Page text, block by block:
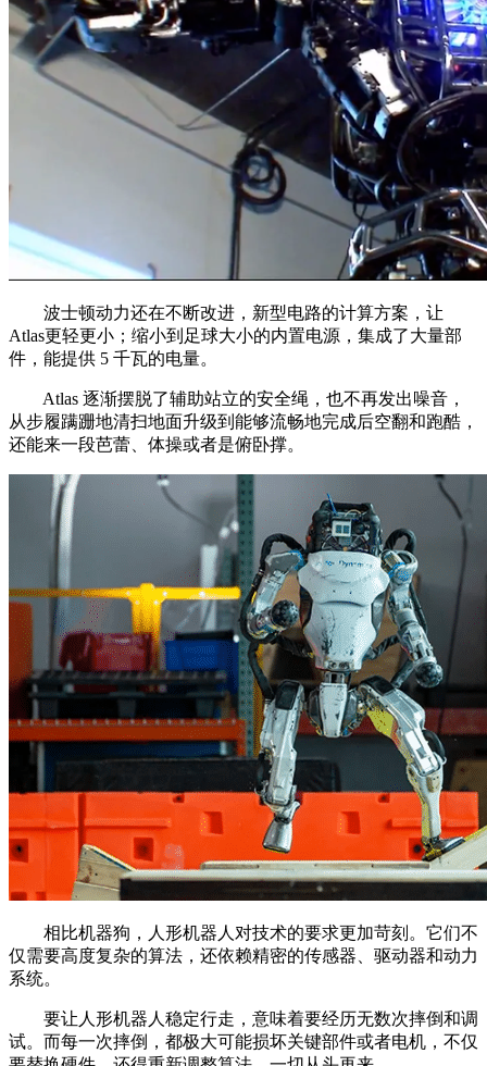
波士顿动力还在不断改进，新型电路的计算方案，让
Atlas更轻更小；缩小到足球大小的内置电源，集成了大量部
件，能提供 5 千瓦的电量。
Atlas 逐渐摆脱了辅助站立的安全绳，也不再发出噪音，
从步履蹒跚地清扫地面升级到能够流畅地完成后空翻和跑酷，
还能来一段芭蕾、体操或者是俯卧撑。
相比机器狗，人形机器人对技术的要求更加苛刻。它们不
仅需要高度复杂的算法，还依赖精密的传感器、驱动器和动力
系统。
要让人形机器人稳定行走，意味着要经历无数次摔倒和调
试。而每一次摔倒，都极大可能损坏关键部件或者电机，不仅